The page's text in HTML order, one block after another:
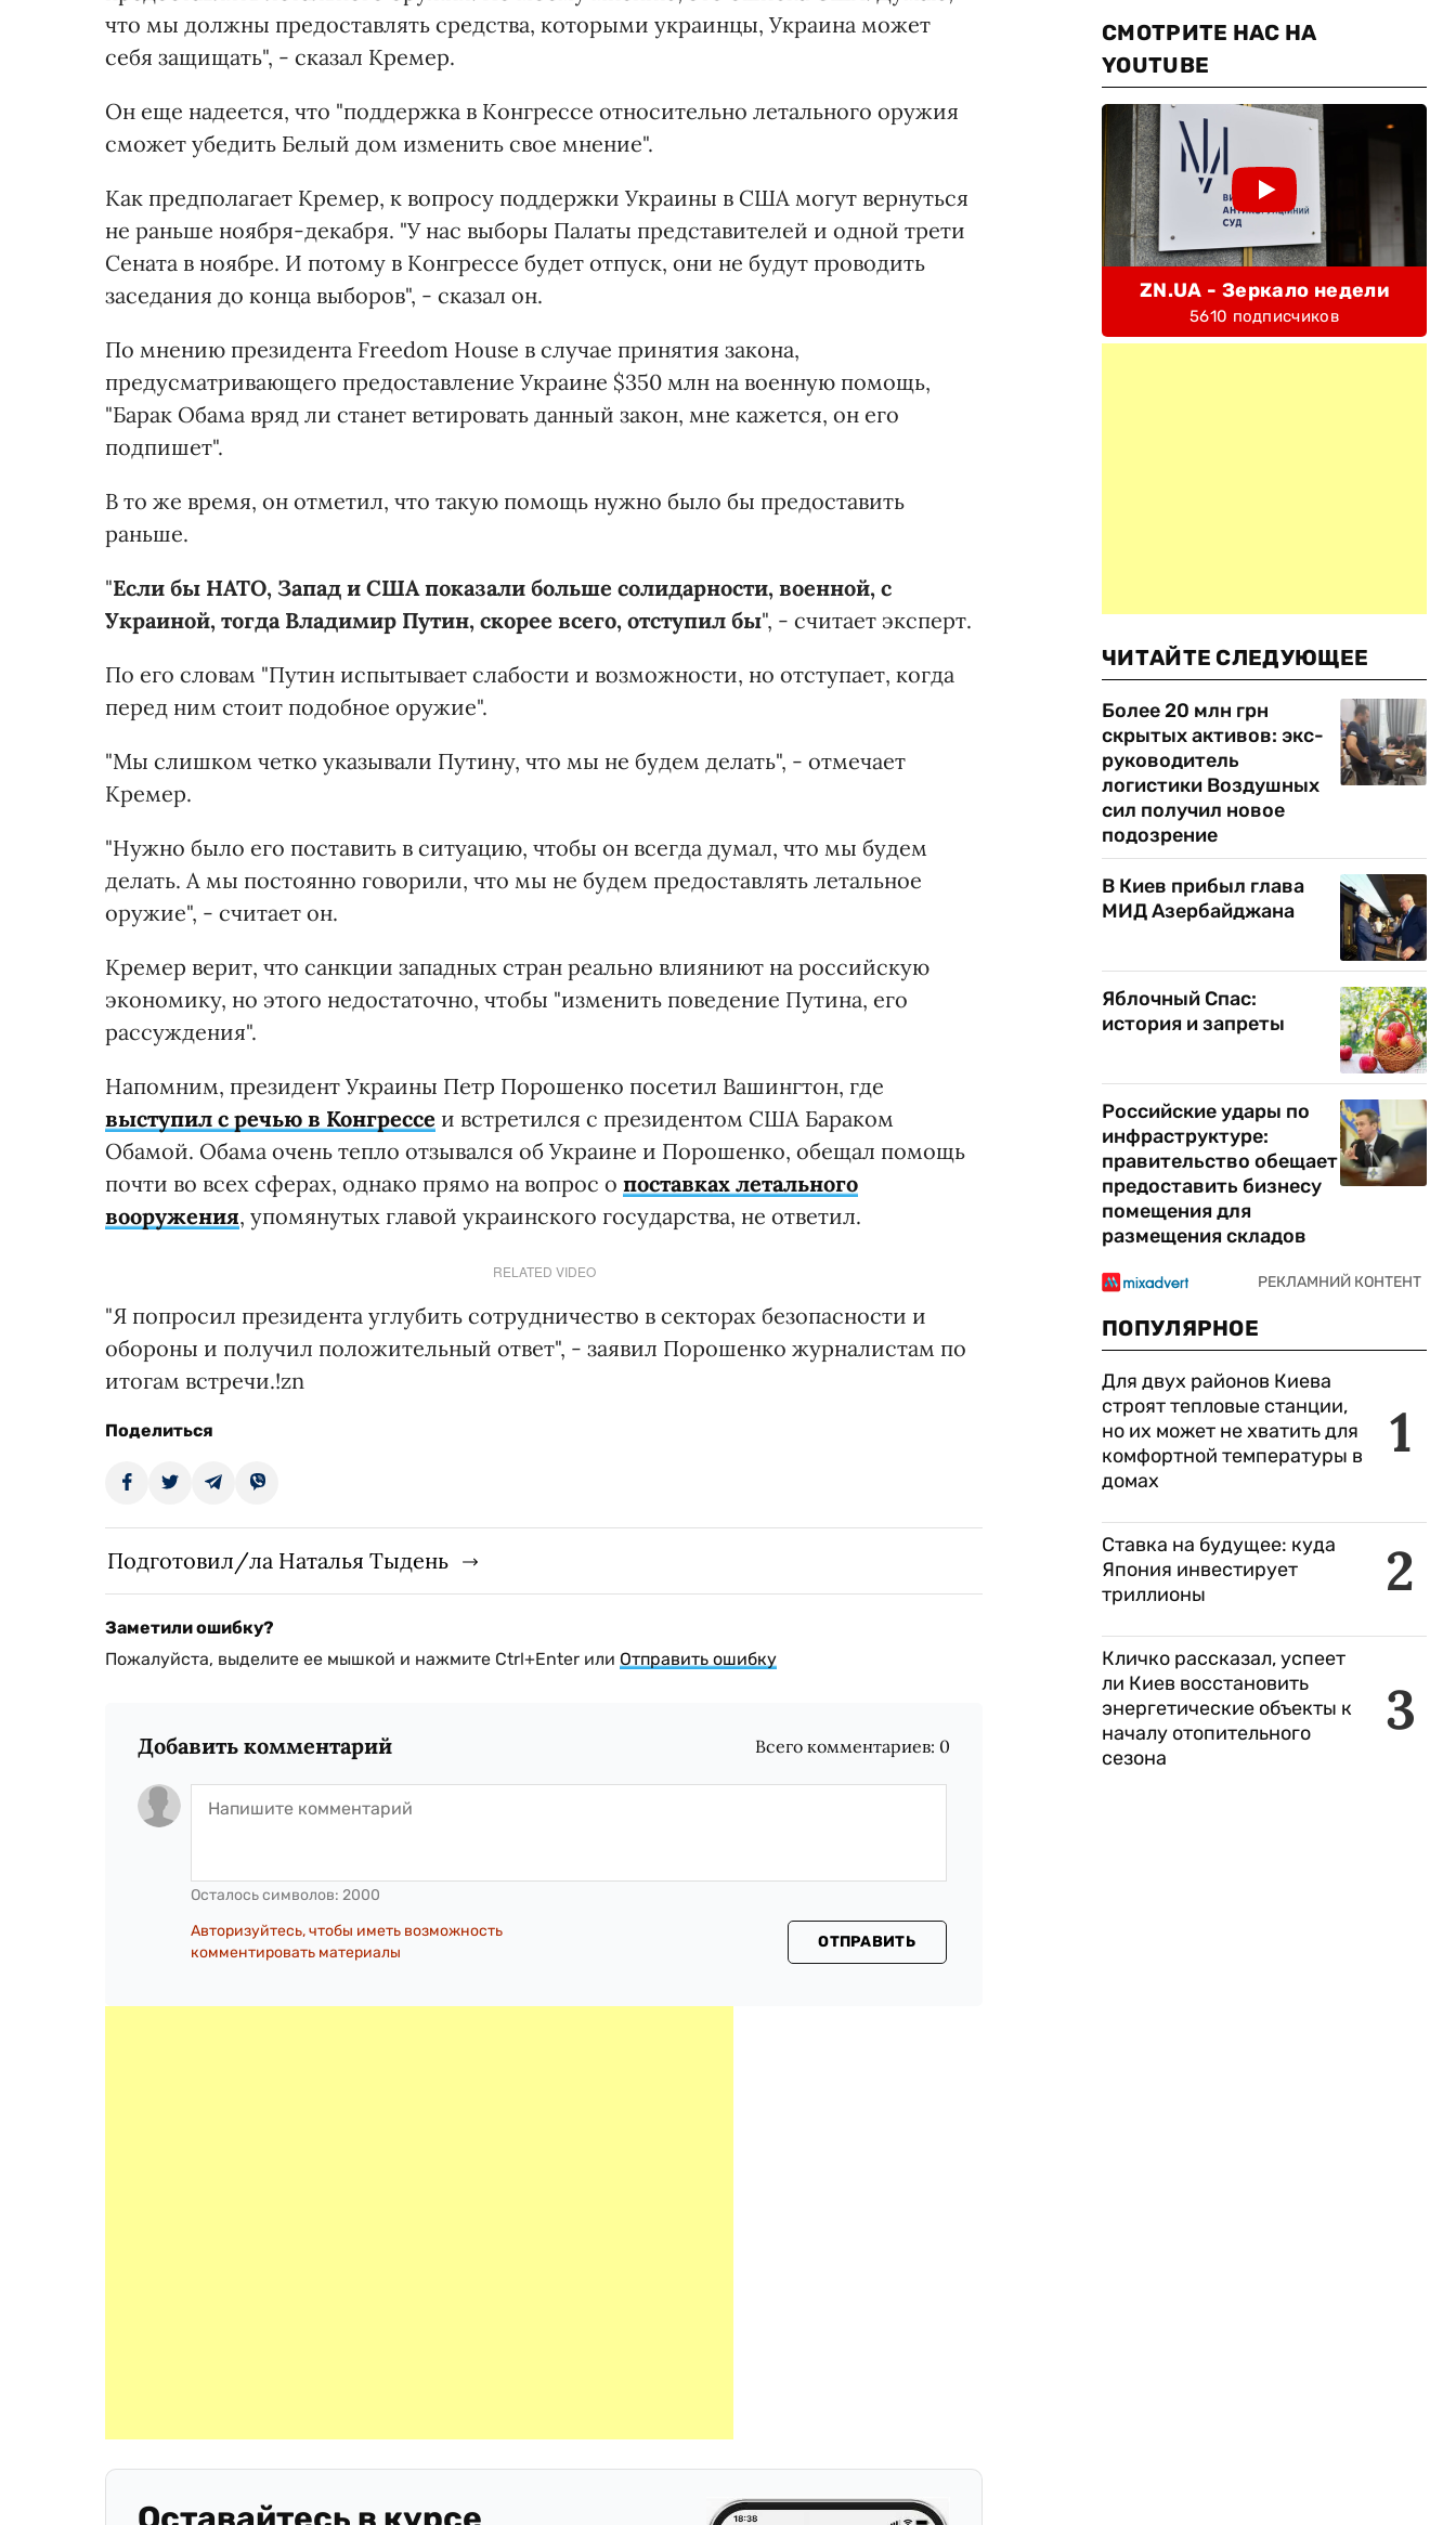
что мы должны предоставлять средства, которыми украинцы, Украина может
себя защищать", - сказал Кремер.
Он еще надеется, что "поддержка в Конгрессе относительно летального оружия
сможет убедить Белый дом изменить свое мнение".
Как предполагает Кремер, к вопросу поддержки Украины в США могут вернуться
не раньше ноября-декабря. "У нас выборы Палаты представителей и одной трети
Сената в ноябре. И потому в Конгрессе будет отпуск, они не будут проводить
заседания до конца выборов", - сказал он.
По мнению президента Freedom House в случае принятия закона,
предусматривающего предоставление Украине $350 млн на военную помощь,
"Барак Обама вряд ли станет ветировать данный закон, мне кажется, он его
подпишет".
В то же время, он отметил, что такую помощь нужно было бы предоставить
раньше.
"Если бы НАТО, Запад и США показали больше солидарности, военной, с
Украиной, тогда Владимир Путин, скорее всего, отступил бы", - считает эксперт.
По его словам "Путин испытывает слабости и возможности, но отступает, когда
перед ним стоит подобное оружие".
"Мы слишком четко указывали Путину, что мы не будем делать", - отмечает
Кремер.
"Нужно было его поставить в ситуацию, чтобы он всегда думал, что мы будем
делать. А мы постоянно говорили, что мы не будем предоставлять летальное
оружие", - считает он.
Кремер верит, что санкции западных стран реально влияниют на российскую
экономику, но этого недостаточно, чтобы "изменить поведение Путина, его
рассуждения".
Напомним, президент Украины Петр Порошенко посетил Вашингтон, где
выступил с речью в Конгрессе и встретился с президентом США Бараком
Обамой. Обама очень тепло отзывался об Украине и Порошенко, обещал помощь
почти во всех сферах, однако прямо на вопрос о поставках летального
вооружения, упомянутых главой украинского государства, не ответил.
RELATED VIDEO
"Я попросил президента углубить сотрудничество в секторах безопасности и
обороны и получил положительный ответ", - заявил Порошенко журналистам по
итогам встречи.!zn
Поделиться
Подготовил/ла Наталья Тыдень
Заметили ошибку?
Пожалуйста, выделите ее мышкой и нажмите Ctrl+Enter или Отправить ошибку
Добавить комментарий Всего комментариев: 0
Осталось символов: 2000
Авторизуйтесь, чтобы иметь возможность
комментировать материалы
ОТПРАВИТЬ
СМОТРИТЕ НАС НА
YOUTUBE
ZN.UA - Зеркало недели
5610 подписчиков
ЧИТАЙТЕ СЛЕДУЮЩЕЕ
Более 20 млн грн
скрытых активов: экс-
руководитель
логистики Воздушных
сил получил новое
подозрение
В Киев прибыл глава
МИД Азербайджана
Яблочный Спас:
история и запреты
Российские удары по
инфраструктуре:
правительство обещает
предоставить бизнесу
помещения для
размещения складов
ПОПУЛЯРНОЕ
1
Для двух районов Киева
строят тепловые станции,
но их может не хватить для
комфортной температуры в
домах
2
Ставка на будущее: куда
Япония инвестирует
триллионы
3
Кличко рассказал, успеет
ли Киев восстановить
энергетические объекты к
началу отопительного
сезона